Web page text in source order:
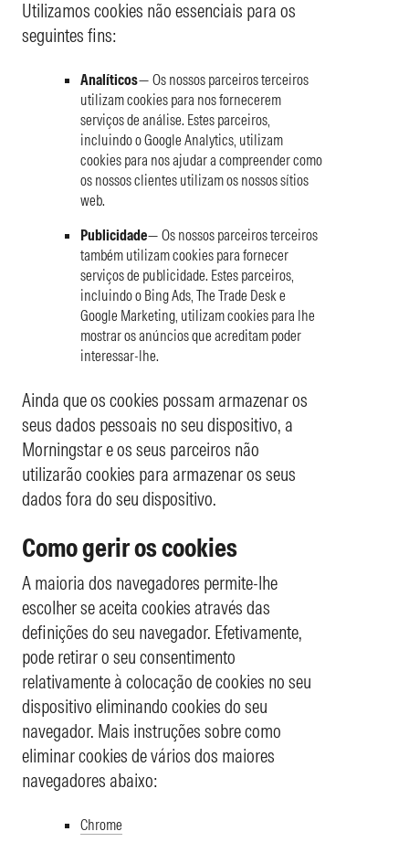
Utilizamos cookies não essenciais para os
seguintes fins:
Analíticos— Os nossos parceiros terceiros
utilizam cookies para nos fornecerem
serviços de análise. Estes parceiros,
incluindo o Google Analytics, utilizam
cookies para nos ajudar a compreender como
os nossos clientes utilizam os nossos sítios
web.
Publicidade— Os nossos parceiros terceiros
também utilizam cookies para fornecer
serviços de publicidade. Estes parceiros,
incluindo o Bing Ads, The Trade Desk e
Google Marketing, utilizam cookies para lhe
mostrar os anúncios que acreditam poder
interessar-lhe.
Ainda que os cookies possam armazenar os
seus dados pessoais no seu dispositivo, a
Morningstar e os seus parceiros não
utilizarão cookies para armazenar os seus
dados fora do seu dispositivo.
Como gerir os cookies
A maioria dos navegadores permite-lhe
escolher se aceita cookies através das
definições do seu navegador. Efetivamente,
pode retirar o seu consentimento
relativamente à colocação de cookies no seu
dispositivo eliminando cookies do seu
navegador. Mais instruções sobre como
eliminar cookies de vários dos maiores
navegadores abaixo:
Chrome